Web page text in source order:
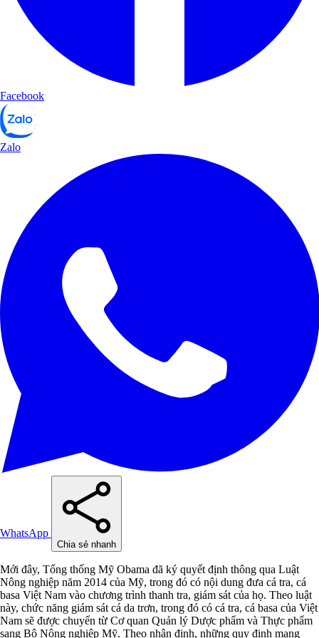
Facebook
Zalo
WhatsApp
Chia sẻ nhanh
Mới đây, Tổng thống Mỹ Obama đã ký quyết định thông qua Luật
Nông nghiệp năm 2014 của Mỹ, trong đó có nội dung đưa cá tra, cá
basa Việt Nam vào chương trình thanh tra, giám sát của họ. Theo luật
này, chức năng giám sát cá da trơn, trong đó có cá tra, cá basa của Việt
Nam sẽ được chuyển từ Cơ quan Quản lý Dược phẩm và Thực phẩm
sang Bộ Nông nghiệp Mỹ. Theo nhận định, những quy định mang